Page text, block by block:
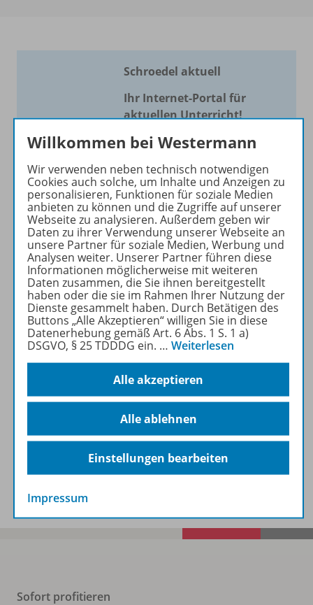
Schroedel aktuell
Ihr Internet-Portal für
aktuellen Unterricht!
Mit Schroedel aktuell bieten
Ihren Unterricht aktuell und
einfach zu gestalten. Jede
Woche drei bis vier
Neuerscheinungen mit
großem Online Archiv.
Mehr erfahren
Informationen
Spar-Pakete
Sofort profitieren
Willkommen bei Westermann
Wir verwenden neben technisch notwendigen
Cookies auch solche, um Inhalte und Anzeigen zu
personalisieren, Funktionen für soziale Medien
anbieten zu können und die Zugriffe auf unserer
Webseite zu analysieren. Außerdem geben wir
Daten zu ihrer Verwendung unserer Webseite an
unsere Partner für soziale Medien, Werbung und
Analysen weiter. Unserer Partner führen diese
Informationen möglicherweise mit weiteren
Daten zusammen, die Sie ihnen bereitgestellt
haben oder die sie im Rahmen Ihrer Nutzung der
Dienste gesammelt haben. Durch Betätigen des
Buttons „Alle Akzeptieren“ willigen Sie in diese
Datenerhebung gemäß Art. 6 Abs. 1 S. 1 a)
DSGVO, § 25 TDDDG ein. … Weiterlesen
Alle akzeptieren
Alle ablehnen
Einstellungen bearbeiten
Impressum